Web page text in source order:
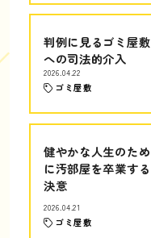
判例に見るゴミ屋敷
への司法的介入
2026.04.22
ゴミ屋敷
健やかな人生のため
に汚部屋を卒業する
決意
2026.04.21
ゴミ屋敷